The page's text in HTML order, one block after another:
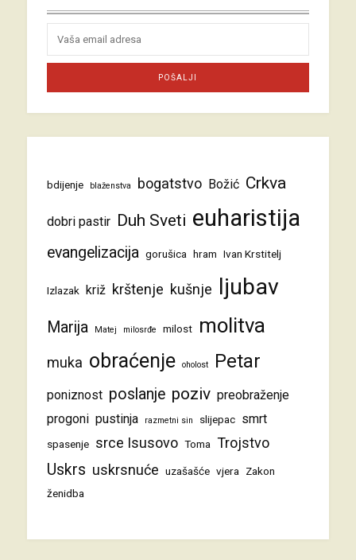
bdijenje blaženstva bogatstvo Božić Crkva
dobri pastir Duh Sveti euharistija
evangelizacija gorušica hram Ivan Krstitelj
Izlazak križ krštenje kušnje ljubav
Marija Matej milosrđe milost molitva
muka obraćenje oholost Petar
poniznost poslanje poziv preobraženje
progoni pustinja razmetni sin slijepac smrt
spasenje srce Isusovo Toma Trojstvo
Uskrs uskrsnuće uzašašće vjera
Zakon
ženidba